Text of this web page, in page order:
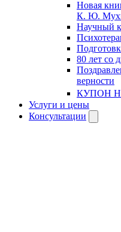
Новая
К. Ю.
Научный
80 лет со
верности
КУПОН
Услуги и цены
Консультации